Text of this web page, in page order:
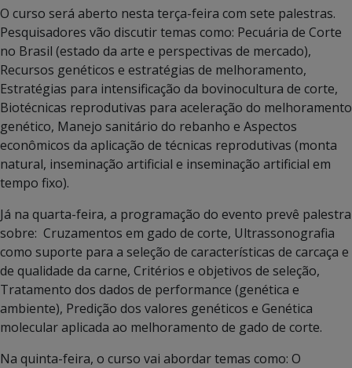
O curso será aberto nesta terça-feira com sete palestras.
Pesquisadores vão discutir temas como: Pecuária de Corte
no Brasil (estado da arte e perspectivas de mercado),
Recursos genéticos e estratégias de melhoramento,
Estratégias para intensificação da bovinocultura de corte,
Biotécnicas reprodutivas para aceleração do melhoramento
genético, Manejo sanitário do rebanho e Aspectos
econômicos da aplicação de técnicas reprodutivas (monta
natural, inseminação artificial e inseminação artificial em
tempo fixo).
Já na quarta-feira, a programação do evento prevê palestra
sobre: Cruzamentos em gado de corte, Ultrassonografia
como suporte para a seleção de características de carcaça e
de qualidade da carne, Critérios e objetivos de seleção,
Tratamento dos dados de performance (genética e
ambiente), Predição dos valores genéticos e Genética
molecular aplicada ao melhoramento de gado de corte.
Na quinta-feira, o curso vai abordar temas como: O